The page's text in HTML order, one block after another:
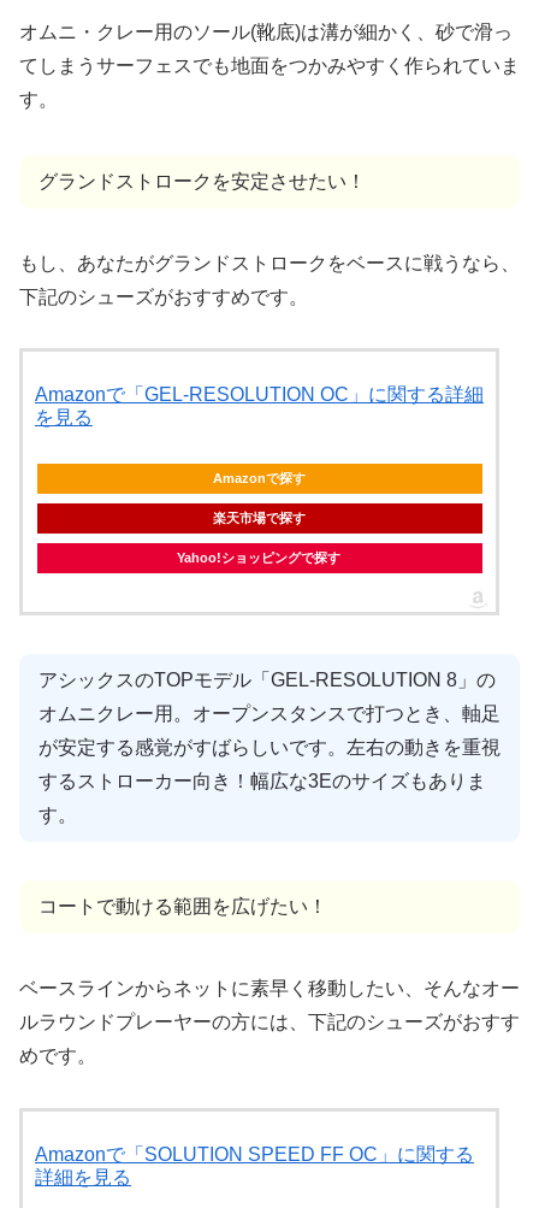
オムニ・クレー用のソール(靴底)は溝が細かく、砂で滑っ
てしまうサーフェスでも地面をつかみやすく作られていま
す。
グランドストロークを安定させたい！
もし、あなたがグランドストロークをベースに戦うなら、
下記のシューズがおすすめです。
Amazonで「GEL-RESOLUTION OC」に関する詳細
を見る
Amazonで探す
楽天市場で探す
Yahoo!ショッピングで探す
アシックスのTOPモデル「GEL-RESOLUTION 8」の
オムニクレー用。オープンスタンスで打つとき、軸足
が安定する感覚がすばらしいです。左右の動きを重視
するストローカー向き！幅広な3Eのサイズもありま
す。
コートで動ける範囲を広げたい！
ベースラインからネットに素早く移動したい、そんなオー
ルラウンドプレーヤーの方には、下記のシューズがおすす
めです。
Amazonで「SOLUTION SPEED FF OC」に関する
詳細を見る